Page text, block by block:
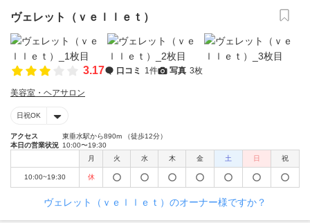
ヴェレット（ｖｅｌｌｅｔ）
3.17 口コミ 1件 写真 3枚
美容室・ヘアサロン
日祝OK
アクセス
東垂水駅から890m （徒歩12分）
本日の営業状況 10:00〜19:30
月
火 水 木 金 土 日 祝
10:00~19:30 休
ヴェレット（ｖｅｌｌｅｔ）のオーナー様ですか？